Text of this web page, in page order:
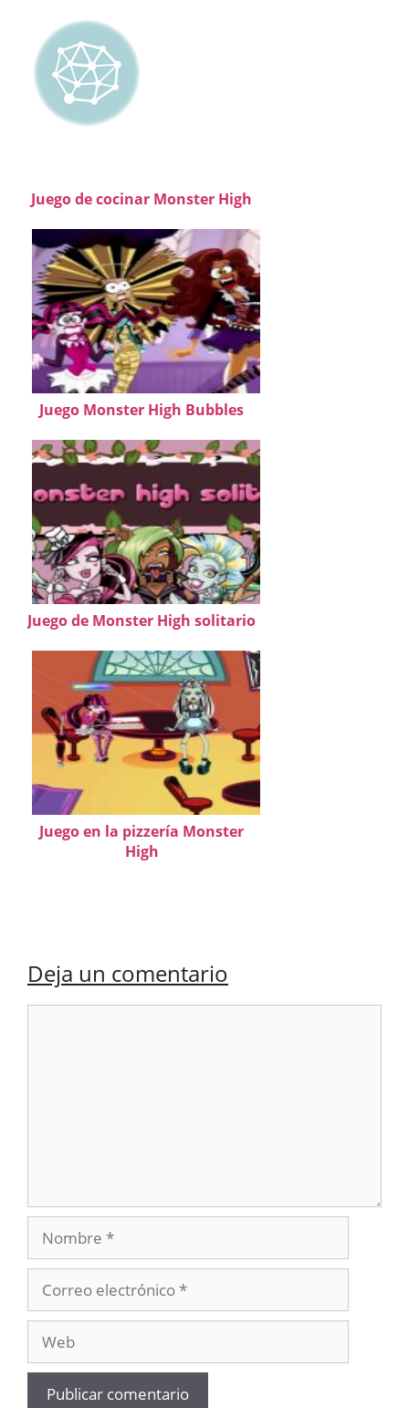
Juego de cocinar Monster High
Juego Monster High Bubbles
Juego de Monster High solitario
Juego en la pizzería Monster
High
Deja un comentario
Nombre
electrónico